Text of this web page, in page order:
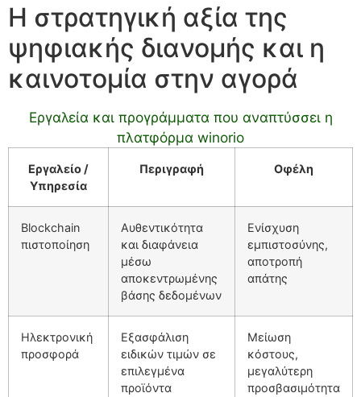
Η στρατηγική αξία της
ψηφιακής διανομής και η
καινοτομία στην αγορά
Εργαλεία και προγράμματα που αναπτύσσει η
πλατφόρμα winorio
Εργαλείο /
Υπηρεσία
Περιγραφή Οφέλη
Blockchain
πιστοποίηση
Αυθεντικότητα
και διαφάνεια
μέσω
αποκεντρωμένης
βάσης δεδομένων
Ενίσχυση
εμπιστοσύνης,
αποτροπή
απάτης
Ηλεκτρονική
προσφορά
Εξασφάλιση
ειδικών τιμών σε
επιλεγμένα
προϊόντα
Μείωση
κόστους,
μεγαλύτερη
προσβασιμότητα